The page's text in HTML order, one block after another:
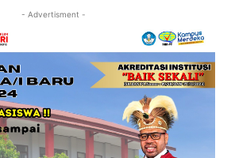
- Advertisment -